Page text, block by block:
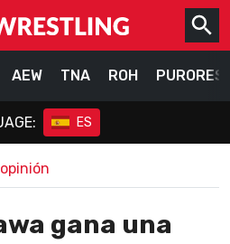
AEW TNA ROH
ES
gana una